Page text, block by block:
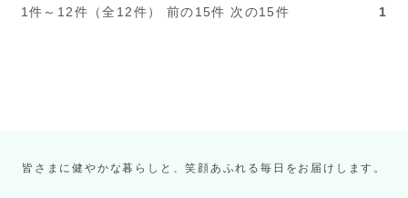
1件～12件（全12件） 前の15件 次の15件 1
皆さまに健やかな暮らしと、笑顔あふれる毎日をお届けします。